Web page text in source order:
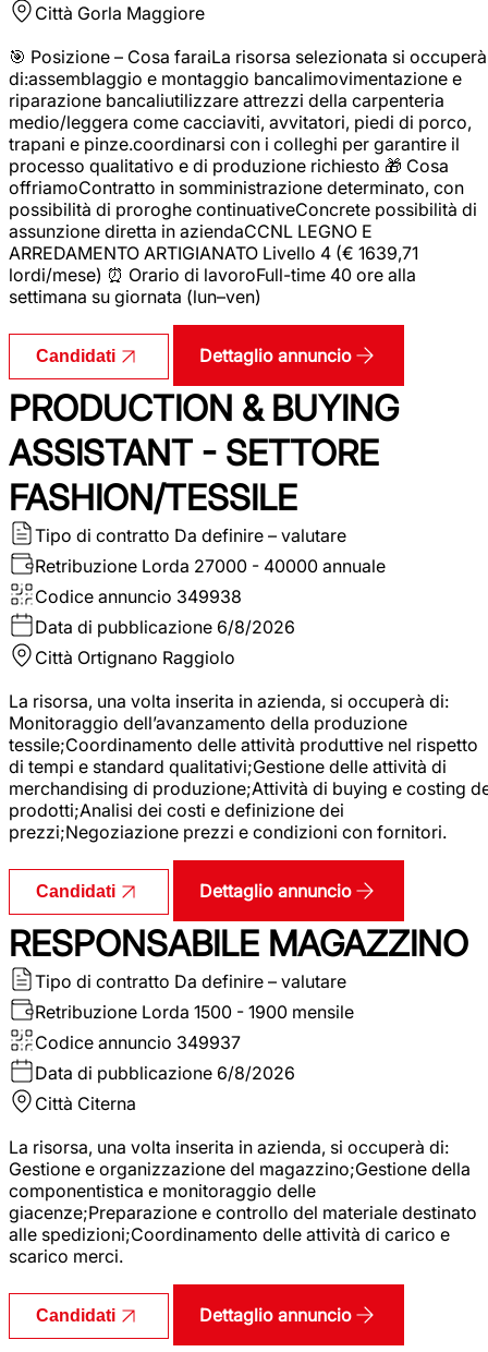
Città Gorla Maggiore
🎯 Posizione – Cosa faraiLa risorsa selezionata si occuperà
di:assemblaggio e montaggio bancalimovimentazione e
riparazione bancaliutilizzare attrezzi della carpenteria
medio/leggera come cacciaviti, avvitatori, piedi di porco,
trapani e pinze.coordinarsi con i colleghi per garantire il
processo qualitativo e di produzione richiesto 🎁 Cosa
offriamoContratto in somministrazione determinato, con
possibilità di proroghe continuativeConcrete possibilità di
assunzione diretta in aziendaCCNL LEGNO E
ARREDAMENTO ARTIGIANATO Livello 4 (€ 1639,71
lordi/mese) ⏰ Orario di lavoroFull-time 40 ore alla
settimana su giornata (lun–ven)
Candidati Dettaglio annuncio
PRODUCTION & BUYING
ASSISTANT - SETTORE
FASHION/TESSILE
Tipo di contratto Da definire – valutare
Retribuzione Lorda 27000 - 40000 annuale
Codice annuncio 349938
Data di pubblicazione 6/8/2026
Città Ortignano Raggiolo
La risorsa, una volta inserita in azienda, si occuperà di:
Monitoraggio dell’avanzamento della produzione
tessile;Coordinamento delle attività produttive nel rispetto
di tempi e standard qualitativi;Gestione delle attività di
merchandising di produzione;Attività di buying e costing
prodotti;Analisi dei costi e definizione dei
prezzi;Negoziazione prezzi e condizioni con fornitori.
Candidati Dettaglio annuncio
RESPONSABILE MAGAZZINO
Tipo di contratto Da definire – valutare
Retribuzione Lorda 1500 - 1900 mensile
Codice annuncio 349937
Data di pubblicazione 6/8/2026
Città Citerna
La risorsa, una volta inserita in azienda, si occuperà di:
Gestione e organizzazione del magazzino;Gestione della
componentistica e monitoraggio delle
giacenze;Preparazione e controllo del materiale destinato
alle spedizioni;Coordinamento delle attività di carico e
scarico merci.
Candidati Dettaglio annuncio